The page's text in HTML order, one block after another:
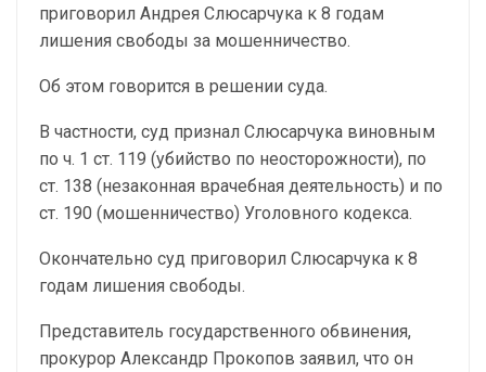
приговорил Андрея Слюсарчука к 8 годам
лишения свободы за мошенничество.
Об этом говорится в решении суда.
В частности, суд признал Слюсарчука виновным
по ч. 1 ст. 119 (убийство по неосторожности), по
ст. 138 (незаконная врачебная деятельность) и по
ст. 190 (мошенничество) Уголовного кодекса.
Окончательно суд приговорил Слюсарчука к 8
годам лишения свободы.
Представитель государственного обвинения,
прокурор Александр Прокопов заявил, что он